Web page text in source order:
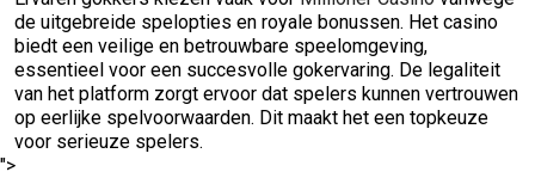
de uitgebreide spelopties en royale bonussen. Het casino
biedt een veilige en betrouwbare speelomgeving,
essentieel voor een succesvolle gokervaring. De legaliteit
van het platform zorgt ervoor dat spelers kunnen vertrouwen
op eerlijke spelvoorwaarden. Dit maakt het een topkeuze
voor serieuze spelers.
">